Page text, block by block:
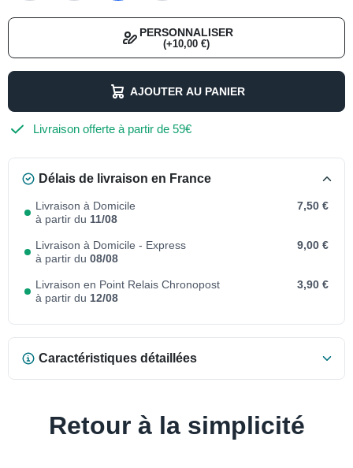
PERSONNALISER
(+10,00 €)
AJOUTER AU PANIER
Livraison offerte à partir de 59€
Délais de livraison en France
Livraison à Domicile
à partir du 11/08
7,50 €
Livraison à Domicile - Express
à partir du 08/08
9,00 €
Livraison en Point Relais Chronopost
à partir du 12/08
3,90 €
Caractéristiques détaillées
Retour à la simplicité